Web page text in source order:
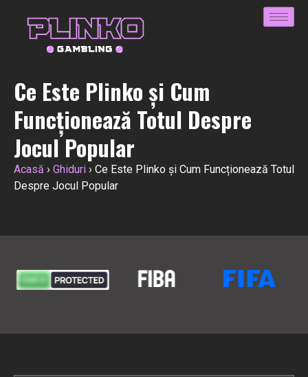
Ce Este Plinko și Cum
Funcționează Totul Despre
Jocul Popular
Acasă › Ghiduri › Ce Este Plinko și Cum Funcționează Totul
Despre Jocul Popular